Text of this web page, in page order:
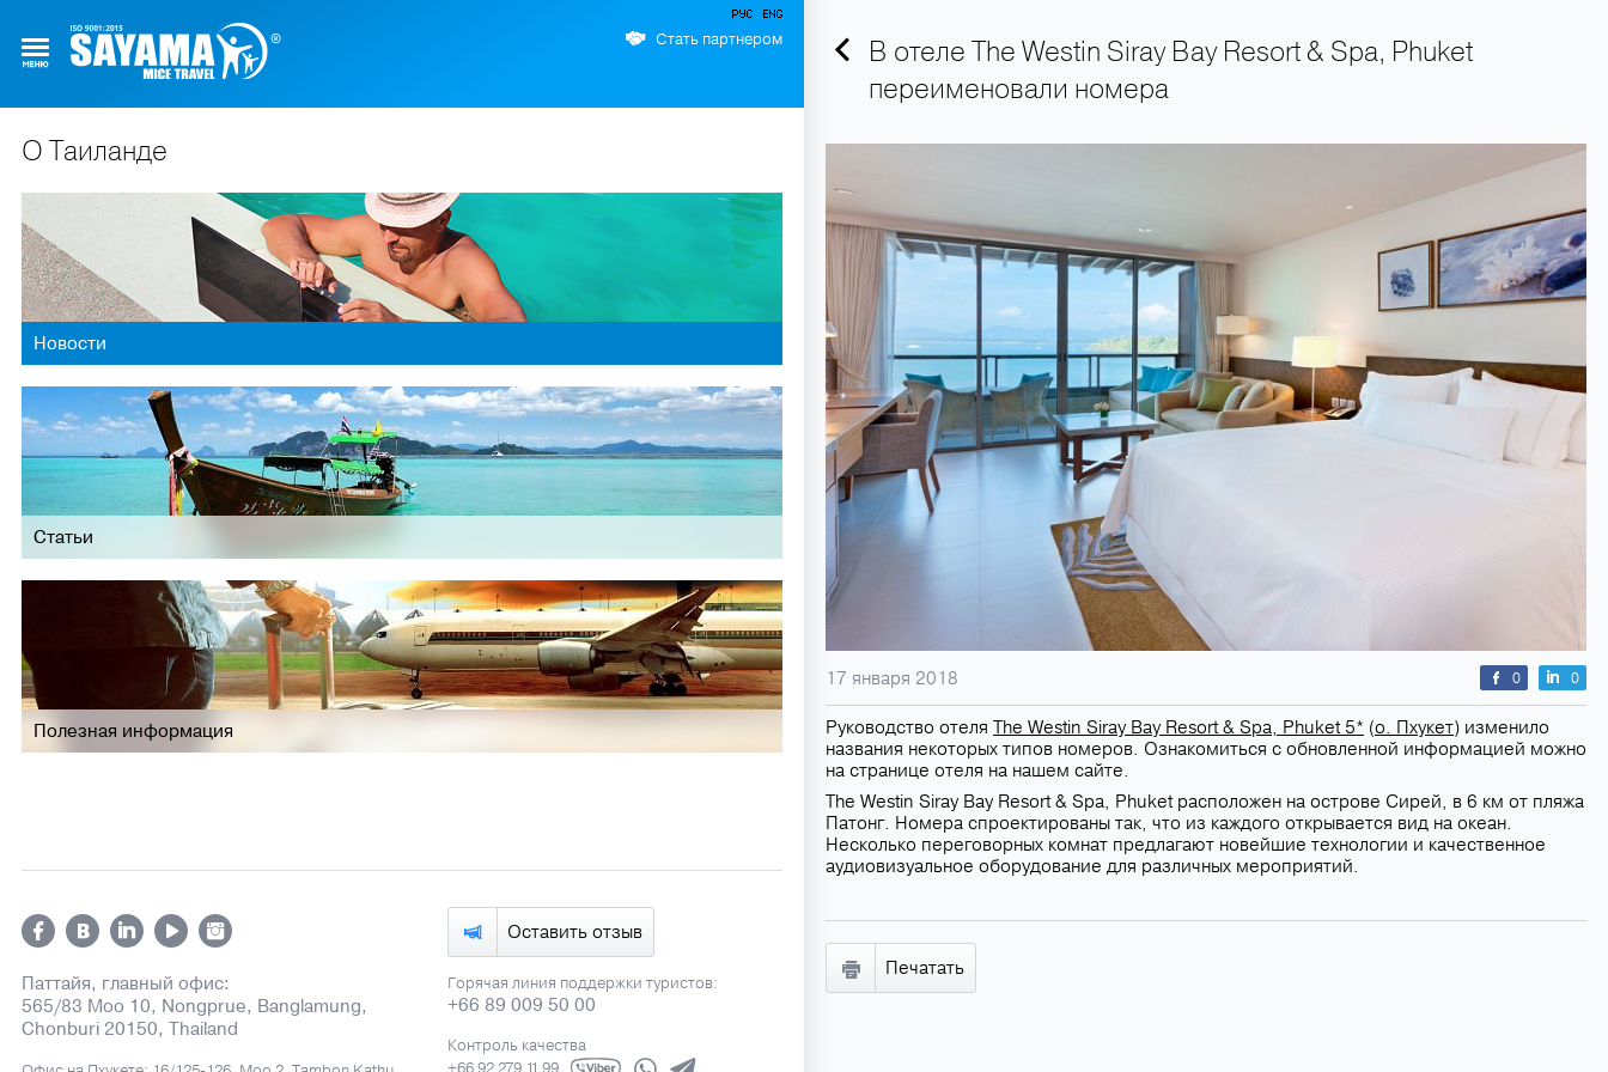
Стать партнером
+66 89 009 50 00 — горячая линия поддержки туристов 24 часа в сутки
О Таиланде
Новости
Статьи
Полезная информация
Оставить отзыв
Паттайя, главный офис:
565/83 Moo 10, Nongprue, Banglamung,
Chonburi 20150, Thailand
Горячая линия поддержки туристов:
+66 89 009 50 00
Контроль качества
В отеле The Westin Siray Bay Resort & Spa, Phuket
переименовали номера
17 января 2018 0 0
Руководство отеля The Westin Siray Bay Resort & Spa, Phuket 5* (о. Пхукет) изменило
названия некоторых типов номеров. Ознакомиться с обновленной информацией можно
на странице отеля на нашем сайте.
The Westin Siray Bay Resort & Spa, Phuket расположен на острове Сирей, в 6 км от пляжа
Патонг. Номера спроектированы так, что из каждого открывается вид на океан.
Несколько переговорных комнат предлагают новейшие технологии и качественное
аудиовизуальное оборудование для различных мероприятий.
Печатать